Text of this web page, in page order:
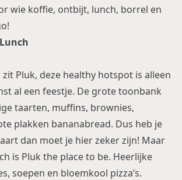
wie koffie, ontbijt, lunch, borrel en
Pluk, deze healthy hotspot is alleen
al een feestje. De grote toonbank
taarten, muffins, brownies,
plakken bananabread. Dus heb je
dan moet je hier zeker zijn! Maar
is Pluk the place to be. Heerlijke
soepen en bloemkool pizza’s.